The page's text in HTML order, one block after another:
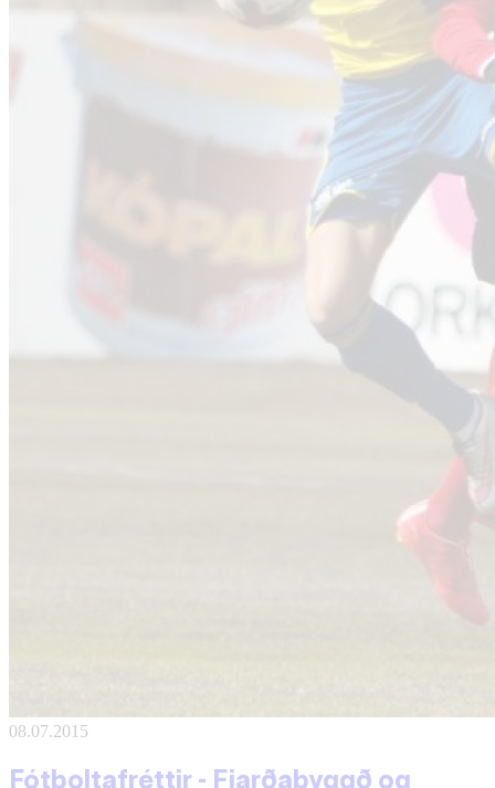
08.07.2015
Fótboltafréttir - Fjarðabyggð og